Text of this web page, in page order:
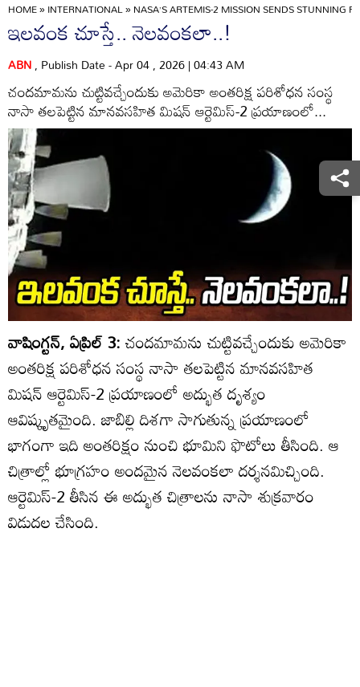
HOME»INTERNATIONAL»NASA’S ARTEMIS-2 MISSION SENDS STUNNING
ఇలవంక చూస్తే.. నెలవంకలా..!
ABN, Publish Date - Apr 04 , 2026 | 04:43 AM
చందమామను చుట్టివచ్చేందుకు అమెరికా అంతరిక్ష పరిశోధన సంస్థ
నాసా తలపెట్టిన మానవసహిత మిషన్‌ ఆర్టెమిస్‌-2 ప్రయాణంలో...
వాషింగ్టన్‌, ఏప్రిల్‌ 3:చందమామను చుట్టివచ్చేందుకు అమెరికా
అంతరిక్ష పరిశోధన సంస్థ నాసా తలపెట్టిన మానవసహిత
మిషన్‌ ఆర్టెమిస్‌-2 ప్రయాణంలో అద్భుత దృశ్యం
ఆవిష్కృతమైంది. జాబిల్లి దిశగా సాగుతున్న ప్రయాణంలో
భాగంగా ఇది అంతరిక్షం నుంచి భూమిని ఫొటోలు తీసింది. ఆ
చిత్రాల్లో భూగ్రహం అందమైన నెలవంకలా దర్శనమిచ్చింది.
ఆర్టెమిస్‌-2 తీసిన ఈ అద్భుత చిత్రాలను నాసా శుక్రవారం
విడుదల చేసింది.